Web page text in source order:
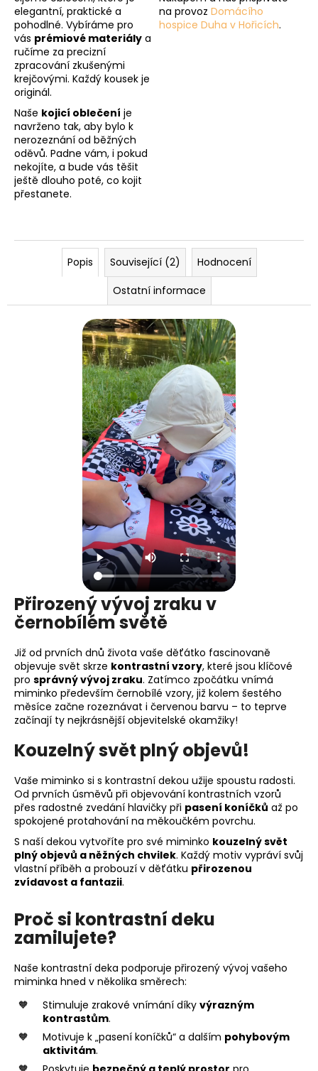
elegantní, praktické a
pohodlné. Vybíráme pro
vás prémiové materiály a
ručíme za precizní
zpracování zkušenými
krejčovými. Každý kousek je
originál.
Naše kojicí oblečení je
navrženo tak, aby bylo k
nerozeznání od běžných
oděvů. Padne vám, i pokud
nekojíte, a bude vás těšit
ještě dlouho poté, co kojit
přestanete.
na provoz Domácího
hospice Duha v Hořicích.
Popis Související (2)
Hodnocení
Ostatní informace
Přirozený vývoj zraku v
černobílém světě
Již od prvních dnů života vaše děťátko fascinovaně
objevuje svět skrze kontrastní vzory, které jsou klíčové
pro správný vývoj zraku. Zatímco zpočátku vnímá
miminko především černobílé vzory, již kolem šestého
měsíce začne rozeznávat i červenou barvu – to teprve
začínají ty nejkrásnější objevitelské okamžiky!
Kouzelný svět plný objevů!
Vaše miminko si s kontrastní dekou užije spoustu radosti.
Od prvních úsměvů při objevování kontrastních vzorů
přes radostné zvedání hlavičky při pasení koníčků až po
spokojené protahování na měkoučkém povrchu.
S naší dekou vytvoříte pro své miminko kouzelný svět
plný objevů a něžných chvilek. Každý motiv vypráví svůj
vlastní příběh a probouzí v děťátku přirozenou
zvídavost a fantazii.
Proč si kontrastní deku
zamilujete?
Naše kontrastní deka podporuje přirozený vývoj vašeho
miminka hned v několika směrech:
Stimuluje zrakové vnímání díky výrazným
kontrastům.
Motivuje k „pasení koníčků“ a dalším pohybovým
aktivitám.